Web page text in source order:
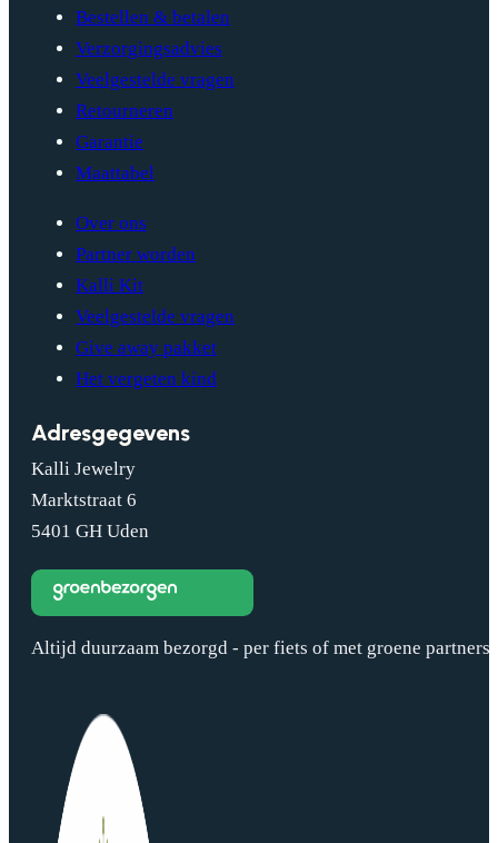
Bestellen & betalen
Verzorgingsadvies
Veelgestelde vragen
Retourneren
Garantie
Maattabel
Over ons
Partner worden
Kalli Kit
Veelgestelde vragen
Give away pakket
Het vergeten kind
Adresgegevens
Kalli Jewelry
Marktstraat 6
5401 GH Uden
Altijd duurzaam bezorgd - per fiets of met groene partners